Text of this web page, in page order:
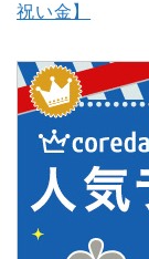
祝い金】